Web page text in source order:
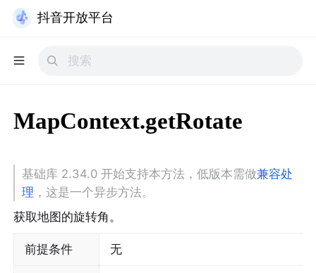
抖音开放平台
MapContext.getRotate
基础库 2.34.0 开始支持本方法，低版本需做兼容处
理 ，这是一个异步方法。
获取地图的旋转角。
前提条件 无